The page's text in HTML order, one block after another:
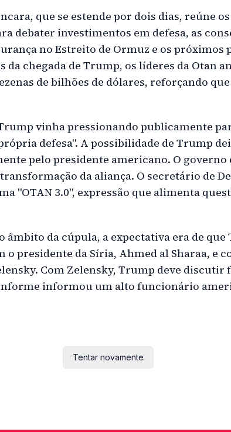
que se estende por dois dias, reúne
debater investimentos em defesa, as
no Estreito de Ormuz e os próximos
da chegada de Trump, os líderes da Otan
de bilhões de dólares, reforçando
vinha pressionando publicamente
defesa". A possibilidade de Trump
pelo presidente americano. O governo
da aliança. O secretário de
"OTAN 3.0", expressão que alimenta
âmbito da cúpula, a expectativa era de
presidente da Síria, Ahmed al Sharaa, e
Com Zelensky, Trump deve discutir
informou um alto funcionário
Tentar novamente